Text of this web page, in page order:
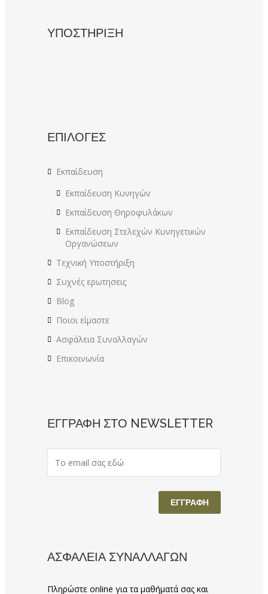
ΥΠΟΣΤΗΡΙΞΗ
ΕΠΙΛΟΓΕΣ
Εκπαίδευση
Εκπαίδευση Κυνηγών
Εκπαίδευση Θηροφυλάκων
Εκπαίδευση Στελεχών Κυνηγετικών
Οργανώσεων
Τεχνική Υποστήριξη
Συχνές ερωτησεις
Blog
Ποιοι είμαστε
Ασφάλεια Συναλλαγών
Επικοινωνία
ΕΓΓΡΑΦΗ ΣΤΟ NEWSLETTER
ΑΣΦΑΛΕΙΑ ΣΥΝΑΛΛΑΓΩΝ
Πληρώστε online για τα μαθήματά σας και